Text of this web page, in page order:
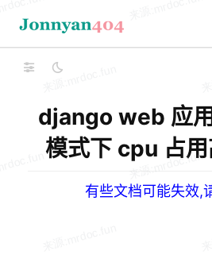
django web 应
模式下 cpu 占
有些文档可能失效,